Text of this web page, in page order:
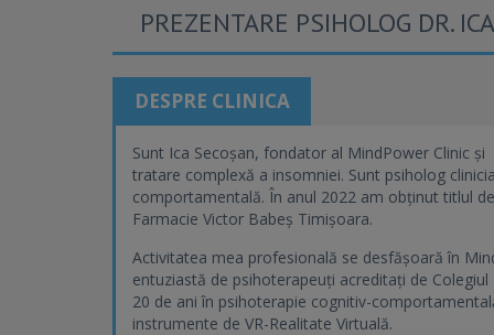
PREZENTARE PSIHOLOG DR.
DESPRE CLINICA
Sunt Ica Secoșan, fondator al MindPower Clinic
tratare complexă a insomniei. Sunt psiholog
comportamentală. În anul 2022 am obținut titlul
Farmacie Victor Babeș Timișoara.
Activitatea mea profesională se desfășoară în
entuziastă de psihoterapeuți acreditați de
20 de ani în psihoterapie cognitiv-
instrumente de VR-Realitate Virtuală.